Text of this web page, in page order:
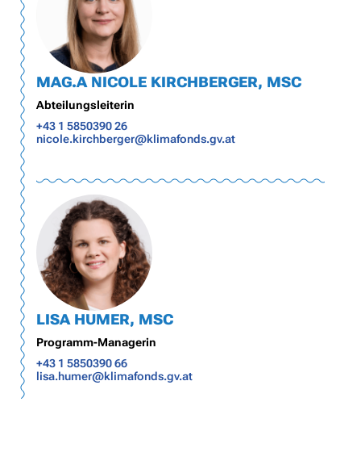
MAG.A NICOLE KIRCHBERGER, MSC
Abteilungsleiterin
+43 1 5850390 26
nicole.kirchberger@klimafonds.gv.at
LISA HUMER, MSC
Programm-Managerin
+43 1 5850390 66
lisa.humer@klimafonds.gv.at